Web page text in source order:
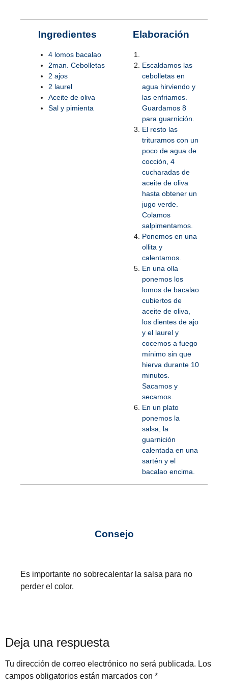
Ingredientes
4 lomos bacalao
2man. Cebolletas
2 ajos
2 laurel
Aceite de oliva
Sal y pimienta
Elaboración
Escaldamos las
cebolletas en
agua hirviendo y
las enfriamos.
Guardamos 8
para guarnición.
El resto las
trituramos con un
poco de agua de
cocción, 4
cucharadas de
aceite de oliva
hasta obtener un
jugo verde.
Colamos
salpimentamos.
Ponemos en una
ollita y
calentamos.
En una olla
ponemos los
lomos de bacalao
cubiertos de
aceite de oliva,
los dientes de ajo
y el laurel y
cocemos a fuego
mínimo sin que
hierva durante 10
minutos.
Sacamos y
secamos.
En un plato
ponemos la
salsa, la
guarnición
calentada en una
sartén y el
bacalao encima.
Consejo
Es importante no sobrecalentar la salsa para no
perder el color.
Deja una respuesta
Tu dirección de correo electrónico no será publicada. Los
campos obligatorios están marcados con *